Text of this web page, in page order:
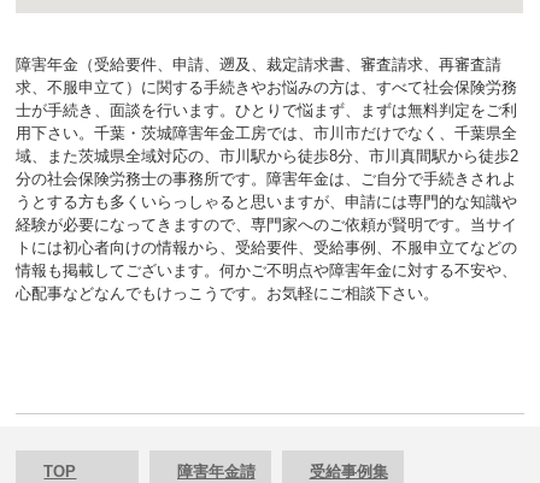
障害年金（受給要件、申請、遡及、裁定請求書、審査請求、再審査請
求、不服申立て）に関する手続きやお悩みの方は、すべて社会保険労務
士が手続き、面談を行います。ひとりで悩まず、まずは無料判定をご利
用下さい。千葉・茨城障害年金工房では、市川市だけでなく、千葉県全
域、また茨城県全域対応の、市川駅から徒歩8分、市川真間駅から徒歩2
分の社会保険労務士の事務所です。障害年金は、ご自分で手続きされよ
うとする方も多くいらっしゃると思いますが、申請には専門的な知識や
経験が必要になってきますので、専門家へのご依頼が賢明です。当サイ
トには初心者向けの情報から、受給要件、受給事例、不服申立てなどの
情報も掲載してございます。何かご不明点や障害年金に対する不安や、
心配事などなんでもけっこうです。お気軽にご相談下さい。
TOP
障害年金請
受給事例集